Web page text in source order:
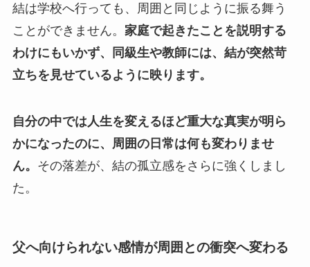
結は学校へ行っても、周囲と同じように振る舞う
ことができません。 家庭で起きたことを説明する
わけにもいかず、同級生や教師には、結が突然苛
立ちを見せているように映ります。
自分の中では人生を変えるほど重大な真実が明ら
かになったのに、周囲の日常は何も変わりませ
ん。 その落差が、結の孤立感をさらに強くしまし
た。
父へ向けられない感情が周囲との衝突へ変わる